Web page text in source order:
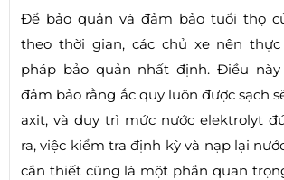
Để bảo quản và đảm bảo tuổi thọ
theo thời gian, các chủ xe nên
pháp bảo quản nhất định. Điều
đảm bảo rằng ắc quy luôn được sạch
axit, và duy trì mức nước elektrolyt
ra, việc kiểm tra định kỳ và nạp lại
cần thiết cũng là một phần quan